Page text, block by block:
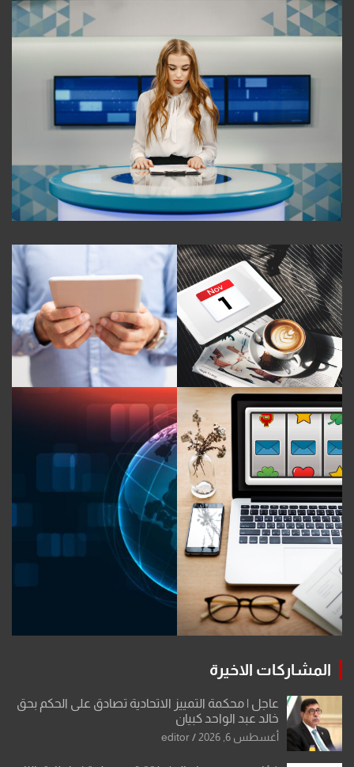
المشاركات الاخيرة
عاجل | محكمة التمييز الاتحادية تصادق على الحكم بحق
خالد عبد الواحد كبيان
أغسطس 6, 2026 editor